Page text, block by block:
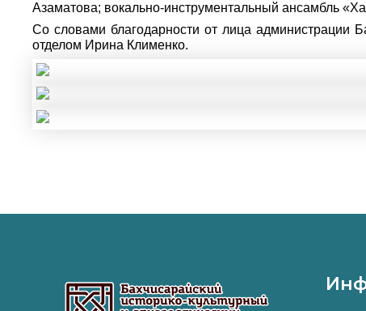
Азаматова; вокально-инструментальный ансамбль
Со словами благодарности от лица администрации
отделом Ирина Клименко.